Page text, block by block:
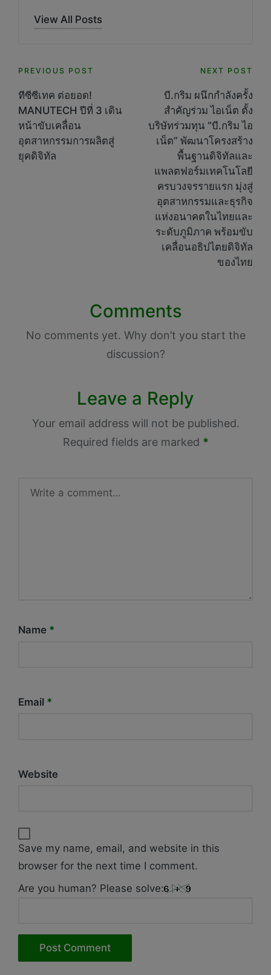
View All Posts
Post
navigation
PREVIOUS POST
ทีซีซีเทค ต่อยอด!
MANUTECH ปีที่ 3 เดิน
หน้าขับเคลื่อน
อุตสาหกรรมการผลิตสู่
ยุคดิจิทัล
NEXT POST
บี.กริม ผนึกกำลังครั้ง
สำคัญร่วม ไอเน็ต ตั้ง
บริษัทร่วมทุน “บี.กริม ไอ
เน็ต” พัฒนาโครงสร้าง
พื้นฐานดิจิทัลและ
แพลตฟอร์มเทคโนโลยี
ครบวงจรรายแรก มุ่งสู่
อุตสาหกรรมและธุรกิจ
แห่งอนาคตในไทยและ
ระดับภูมิภาค พร้อมขับ
เคลื่อนอธิปไตยดิจิทัล
ของไทย
Comments
No comments yet. Why don’t you start the
discussion?
Leave a Reply
Your email address will not be published.
Required fields are marked *
Name *
Email *
Website
Save my name, email, and website in this
browser for the next time I comment.
Are you human? Please solve: